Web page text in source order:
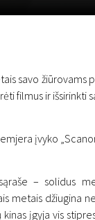
savo žiūrovams
filmus ir išsirinkti
įvyko
– solidus
metais džiugina
įgyja vis